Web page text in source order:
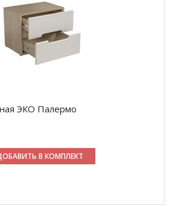
ЭКО Палермо
В КОМПЛЕКТ